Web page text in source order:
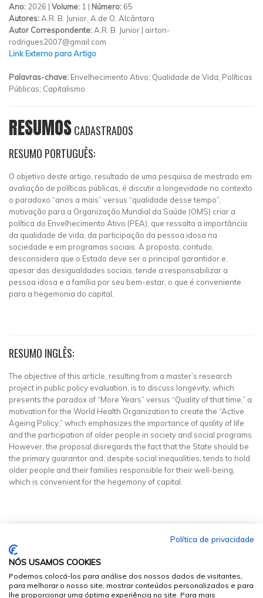
Ano: 2026 | Volume: 1 | Número: 65
Autores:A.R. B. Junior, A.de O. Alcântara
Autor Correspondente:A.R. B. Junior | airton-
rodrigues2007@gmail.com
Link Externo para Artigo
Palavras-chave: Envelhecimento Ativo; Qualidade de Vida; Políticas
Públicas; Capitalismo
RESUMOSCADASTRADOS
RESUMO PORTUGUÊS:
O objetivo deste artigo, resultado de uma pesquisa de mestrado em
avaliação de políticas públicas, é discutir a longevidade no contexto
o paradoxo “anos a mais” versus “qualidade desse tempo”,
motivação para a Organização Mundial da Saúde (OMS) criar a
política do Envelhecimento Ativo (PEA), que ressalta a importância
da qualidade de vida, da participação da pessoa idosa na
sociedade e em programas sociais. A proposta, contudo,
desconsidera que o Estado deve ser o principal garantidor e,
apesar das desigualdades sociais, tende a responsabilizar a
pessoa idosa e a família por seu bem-estar, o que é conveniente
para a hegemonia do capital.
RESUMO INGLÊS:
The objective of this article, resulting from a master’s research
project in public policy evaluation, is to discuss longevity, which
presents the paradox of “More Years” versus “Quality of that time,” a
motivation for the World Health Organization to create the “Active
Ageing Policy,” which emphasizes the importance of quality of life
and the participation of older people in society and social programs.
However, the proposal disregards the fact that the State should be
the primary guarantor and, despite social inequalities, tends to hold
older people and their families responsible for their well-being,
which is convenient for the hegemony of capital.
Política de privacidade
NÓS USAMOS COOKIES
Podemos colocá-los para análise dos nossos dados de visitantes,
para melhorar o nosso site, mostrar conteúdos personalizados e para
lhe proporcionar uma óptima experiência no site. Para mais